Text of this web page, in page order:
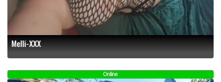
Melli-XXX
Online